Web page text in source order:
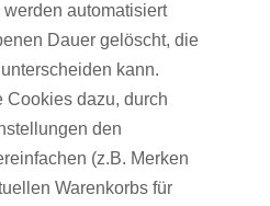
automatisiert
Dauer gelöscht, die
kann.
Cookies dazu, durch
den
(z.B. Merken
Warenkorbs für